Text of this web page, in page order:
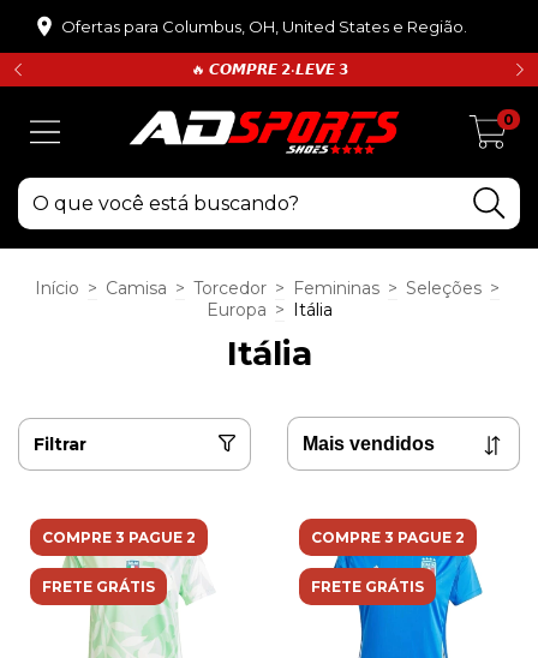
Ofertas para Columbus, OH, United States e Região.
🔥 𝘾𝙊𝙈𝙋𝙍𝙀 𝟮•𝙇𝙀𝙑𝙀 𝟯
0
Início > Camisa > Torcedor > Femininas > Seleções >
Europa > Itália
Itália
Filtrar
COMPRE 3 PAGUE 2
FRETE GRÁTIS
COMPRE 3 PAGUE 2
FRETE GRÁTIS